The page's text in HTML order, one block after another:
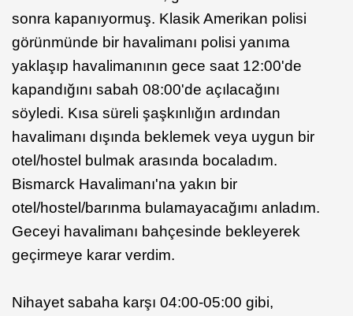
sonra kapanıyormuş. Klasik Amerikan polisi
görünmünde bir havalimanı polisi yanıma
yaklaşıp havalimanının gece saat 12:00'de
kapandığını sabah 08:00'de açılacağını
söyledi. Kısa süreli şaşkınlığın ardından
havalimanı dışında beklemek veya uygun bir
otel/hostel bulmak arasında bocaladım.
Bismarck Havalimanı'na yakın bir
otel/hostel/barınma bulamayacağımı anladım.
Geceyi havalimanı bahçesinde bekleyerek
geçirmeye karar verdim.
Nihayet sabaha karşı 04:00-05:00 gibi,